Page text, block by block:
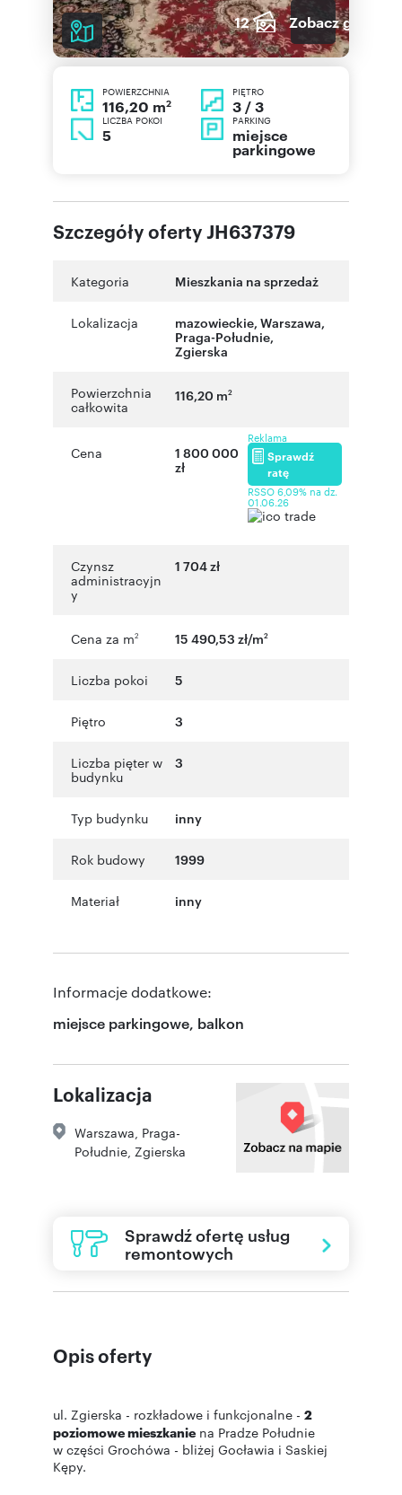
12 Zobacz galerię
POWIERZCHNIA
116,20 m2
PIĘTRO
3 / 3
LICZBA POKOI
5
PARKING
miejsce
parkingowe
Szczegóły oferty JH637379
Kategoria Mieszkania na sprzedaż
Lokalizacja mazowieckie, Warszawa,
Praga-Południe,
Zgierska
Powierzchnia
całkowita
116,20 m2
Cena
1 800 000
zł
Reklama
Sprawdź
ratę
RSSO 6,09% na dz.
01.06.26
Czynsz
administracyjn
y
1 704 zł
Cena za m2 15 490,53 zł/m2
Liczba pokoi 5
Piętro 3
Liczba pięter w
budynku
3
Typ budynku inny
Rok budowy 1999
Materiał inny
Informacje dodatkowe:
miejsce parkingowe, balkon
Lokalizacja
Warszawa Praga-
Południe Zgierska
Sprawdź ofertę usług
remontowych
Opis oferty
ul. Zgierska - rozkładowe i funkcjonalne - 2
poziomowe mieszkanie na Pradze Południe
w części Grochówa - bliżej Gocławia i Saskiej
Kępy.